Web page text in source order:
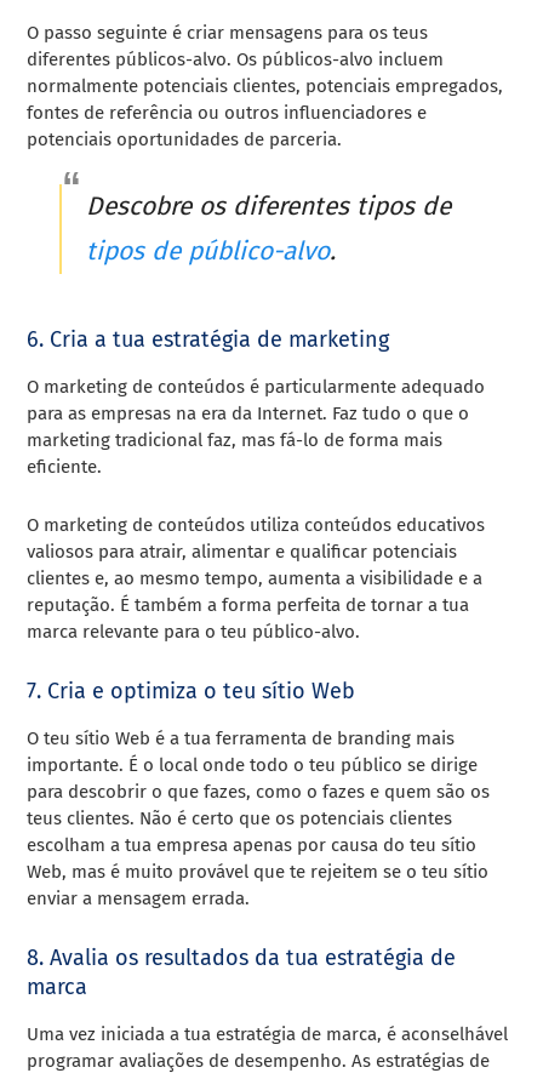
O passo seguinte é criar mensagens para os teus
diferentes públicos-alvo. Os públicos-alvo incluem
normalmente potenciais clientes, potenciais empregados,
fontes de referência ou outros influenciadores e
potenciais oportunidades de parceria.
Descobre os diferentes tipos de
tipos de público-alvo.
6. Cria a tua estratégia de marketing
O marketing de conteúdos é particularmente adequado
para as empresas na era da Internet. Faz tudo o que o
marketing tradicional faz, mas fá-lo de forma mais
eficiente.
O marketing de conteúdos utiliza conteúdos educativos
valiosos para atrair, alimentar e qualificar potenciais
clientes e, ao mesmo tempo, aumenta a visibilidade e a
reputação. É também a forma perfeita de tornar a tua
marca relevante para o teu público-alvo.
7. Cria e optimiza o teu sítio Web
O teu sítio Web é a tua ferramenta de branding mais
importante. É o local onde todo o teu público se dirige
para descobrir o que fazes, como o fazes e quem são os
teus clientes. Não é certo que os potenciais clientes
escolham a tua empresa apenas por causa do teu sítio
Web, mas é muito provável que te rejeitem se o teu sítio
enviar a mensagem errada.
8. Avalia os resultados da tua estratégia de
marca
Uma vez iniciada a tua estratégia de marca, é aconselhável
programar avaliações de desempenho. As estratégias de